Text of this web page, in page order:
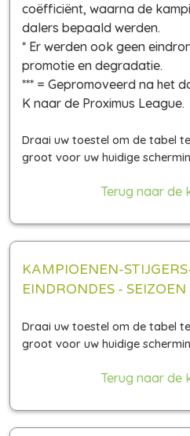
coëfficiënt, waarna de
dalers bepaald werden.
* Er werden ook geen
promotie en degradatie.
*** = Gepromoveerd na het
K naar de Proximus League.
Terug naar de
KAMPIOENEN-
EINDRONDES -
Terug naar de